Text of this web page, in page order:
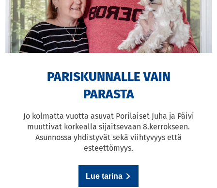
PARISKUNNALLE VAIN
PARASTA
Jo kolmatta vuotta asuvat Porilaiset Juha ja Päivi
muuttivat korkealla sijaitsevaan 8.kerrokseen.
Asunnossa yhdistyvät sekä viihtyvyys että
esteettömyys.
Lue tarina